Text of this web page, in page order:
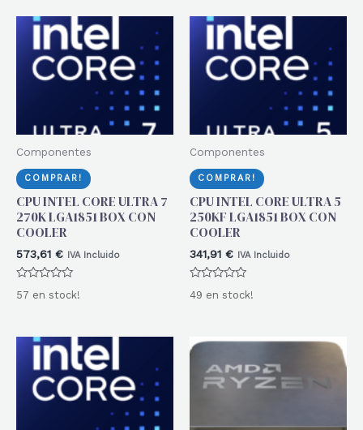
Componentes
COMPRAR!
CPU INTEL CORE ULTRA 7
270K LGA1851 BOX CON
COOLER
573,61 € IVA Incluido
con
57 en stock!
Componentes
COMPRAR!
CPU INTEL CORE ULTRA 5
250KF LGA1851 BOX CON
COOLER
341,91 € IVA Incluido
con
49 en stock!